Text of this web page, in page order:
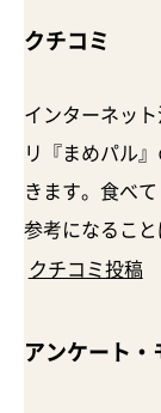
クチコミ
インターネッ
リ『まめパル
きます。食べ
参考になること
クチコミ投稿
アンケート・